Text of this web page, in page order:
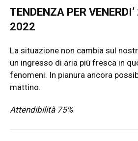
TENDENZA PER
2022
La situazione non cambia sul
un ingresso di aria più fresca in
fenomeni. In pianura ancora
mattino.
Attendibilità 75%